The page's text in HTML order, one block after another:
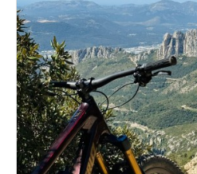
Partenaires
Règlement
Retour sur l'Enduro 2017
Edition 2017
Blog 2017
Bilan de l'Enduro 2017